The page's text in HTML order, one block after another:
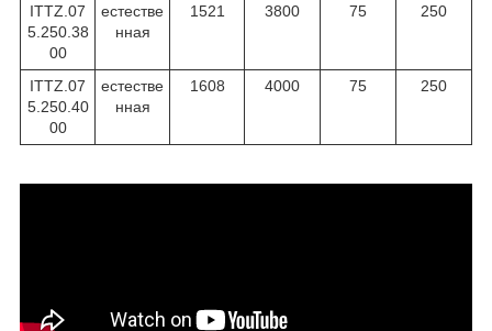
ITTZ.07
5.250.38
00
естестве
нная
1521 3800 75 250
ITTZ.07
5.250.40
00
естестве
нная
1608 4000 75 250